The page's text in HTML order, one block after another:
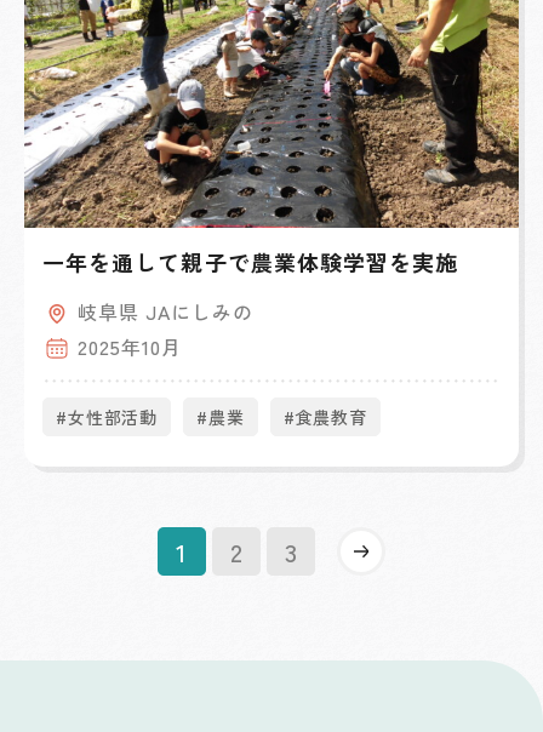
一年を通して親子で農業体験学習を実施
岐阜県 JAにしみの
2025年10月
#女性部活動 #農業 #食農教育
1 2 3